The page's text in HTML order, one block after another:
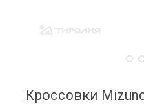
Кроссовки